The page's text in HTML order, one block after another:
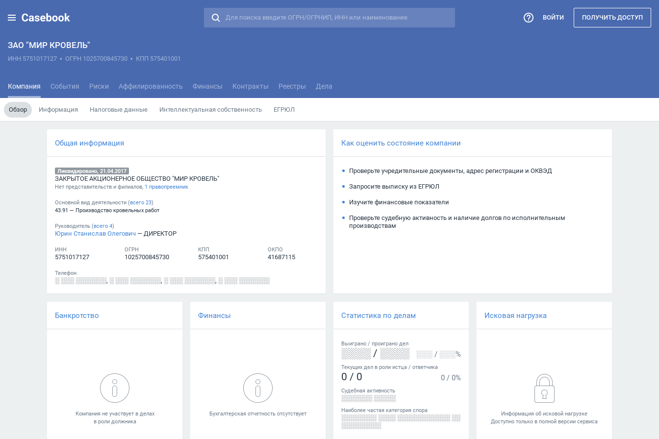
ЗАО "МИР КРОВЕЛЬ"
ИНН 5751017127 • ОГРН 1025700845730 • КПП 575401001
Компания События Риски Аффилированность Финансы Контракты Реестры Дела
Обзор Информация Налоговые данные Интеллектуальная собственность ЕГРЮЛ
ВОЙТИ ПОЛУЧИТЬ ДОСТУП
Общая информация
Ликвидировано, 21.04.2017
ЗАКРЫТОЕ АКЦИОНЕРНОЕ ОБЩЕСТВО "МИР КРОВЕЛЬ"
Нет представительств и филиалов, 1 правопреемник
Основной вид деятельности (всего 23)
43.91 — Производство кровельных работ
Руководитель (всего 4)
Юрин Станислав Олегович — ДИРЕКТОР
ИНН
5751017127
ОГРН
1025700845730
КПП
575401001
ОКПО
41687115
Телефон
░ ░░░ ░░░░░░░, ░ ░░░ ░░░░░░░, ░ ░░░ ░░░░░░░, ░ ░░░ ░░░░░░░
Как оценить состояние компании
Проверьте учредительные документы, адрес регистрации и ОКВЭД
Запросите выписку из ЕГРЮЛ
Изучите финансовые показатели
Проверьте судебную активность и наличие долгов по исполнительным
производствам
Банкротство Финансы Статистика по делам
Выиграно / проиграно дел
░░░░ / ░░░░ ░░░ / ░░░%
Текущих дел в роли истца / ответчика
0 / 0 0 / 0%
Судебная активность
░░░░░░░ ░░░░░
Наиболее частая категория спора
░░░░░░░░ ░░░░ ░░░░░░░░░░░░ ░░
░░░░░░░░░
Исковая нагрузка